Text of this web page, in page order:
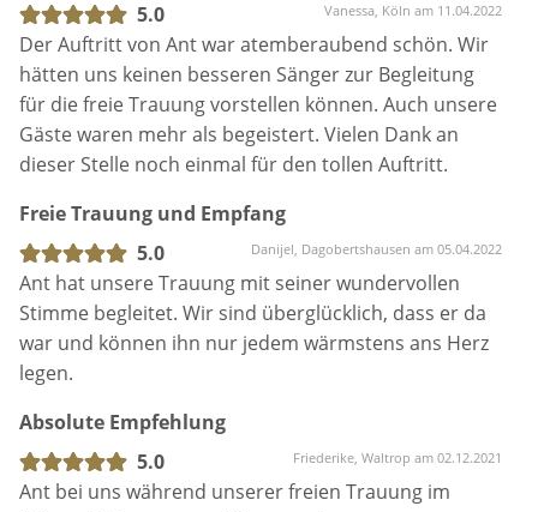
Ant hat unsere Trauung mit seiner wundervollen
Stimme begleitet. Wir sind überglücklich, dass er da
war und können ihn nur jedem wärmstens ans Herz
legen.
Absolute Empfehlung
Ant bei uns während unserer freien Trauung im
Ruhrgebiet gesungen. Die ganze lange
Vorbereitungszeit (mit coronabedingter
Verschiebung) war er super flexibel, nett und
hilfsbereit - die ganze Kommunikation war sehr easy.
Am Hochzeitstag selber hat alles total verlässlich
Songproben - für uns war es wunderschön und
emotional und unsere Gäste waren begeistert.
Absolute Empfehlung!
... weiterlesen
Unsere Hochzeit
5.0
Susann & Tilo, Hanau am 25.10.2021
susann.fayyaz@gmail.com